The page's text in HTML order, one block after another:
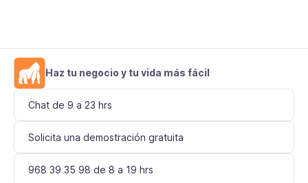
Haz tu negocio y tu vida más fácil
Chat de 9 a 23 hrs
Solicita una demostración gratuita
968 39 35 98 de 8 a 19 hrs